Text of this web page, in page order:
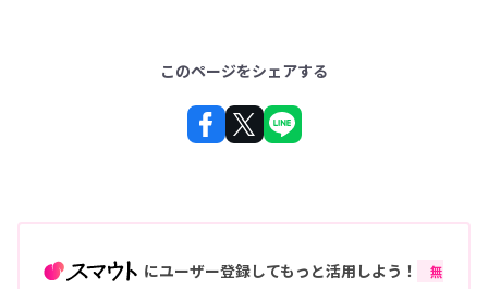
このページをシェアする
にユーザー登録してもっと活用しよう！
無